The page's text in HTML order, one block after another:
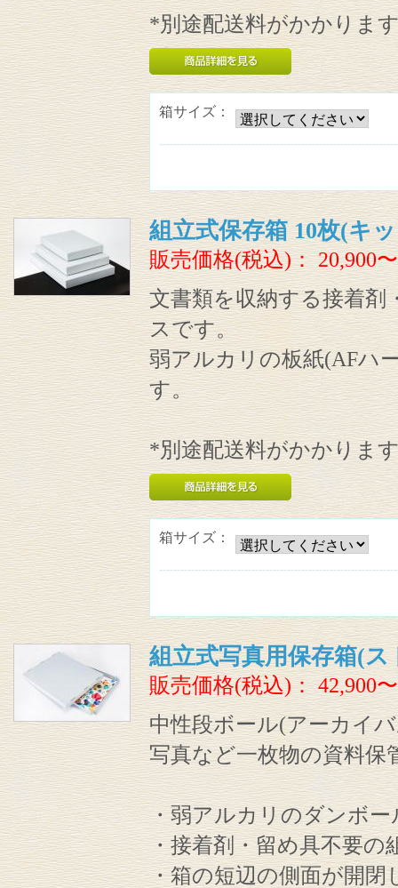
*別途配送料がかかりま
箱サイズ：
組立式保存箱 10枚(キ
販売価格(税込)： 20,900
文書類を収納する接着剤
スです。
弱アルカリの板紙(AFハ
す。
*別途配送料がかかりま
箱サイズ：
組立式写真用保存箱(
販売価格(税込)：42,900
中性段ボール(アーカイ
写真など一枚物の資料保
・弱アルカリのダンボ
・接着剤・留め具不要の
・箱の短辺の側面が開閉